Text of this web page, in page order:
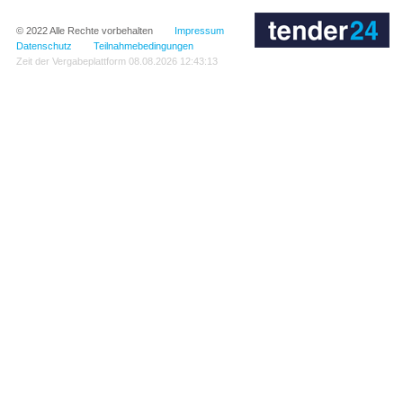
© 2022Alle Rechte vorbehalten
Impressum
Datenschutz
Teilnahmebedingungen
Zeit der Vergabeplattform 08.08.2026 12:43:13